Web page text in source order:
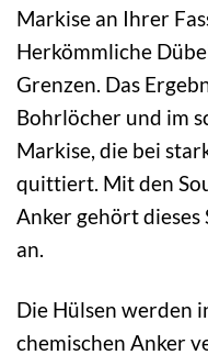
Markise an Ihrer
Herkömmliche
Grenzen. Das
Bohrlöcher und im
Markise, die bei
quittiert. Mit den
Anker gehört
an.
Die Hülsen werden
chemischen Anker